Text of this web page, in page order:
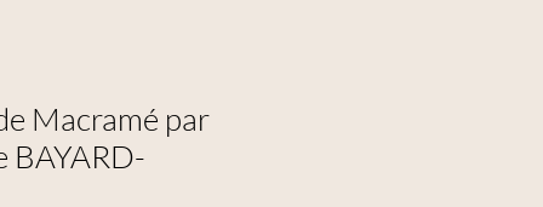
Macramé par
BAYARD-